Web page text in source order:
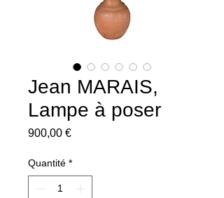
Jean MARAIS,
Lampe à poser
900,00 €Prix
Quantité *